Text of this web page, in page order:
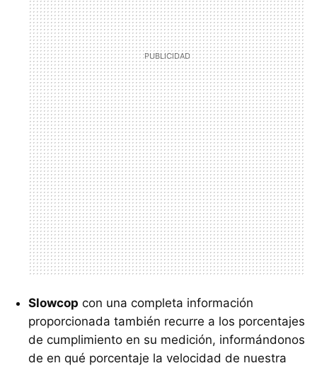
Slowcop con una completa información
proporcionada también recurre a los porcentajes
de cumplimiento en su medición, informándonos
de en qué porcentaje la velocidad de nuestra